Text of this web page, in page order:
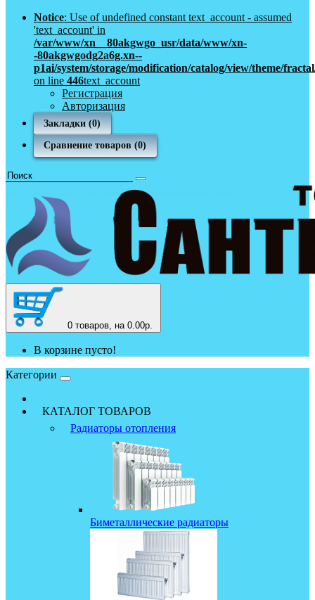
Notice: Use of undefined constant text_account - assumed
'text_account' in
/var/www/xn__80akgwgo_usr/data/www/xn-
-80akgwgodg2a6g.xn--
p1ai/system/storage/modification/catalog/view/theme/
on line 446text_account
Регистрация
Авторизация
Закладки (0)
Сравнение товаров (0)
0 товаров, на 0.00р.
В корзине пусто!
Категории
КАТАЛОГ ТОВАРОВ
Радиаторы отопления
Биметаллические радиаторы